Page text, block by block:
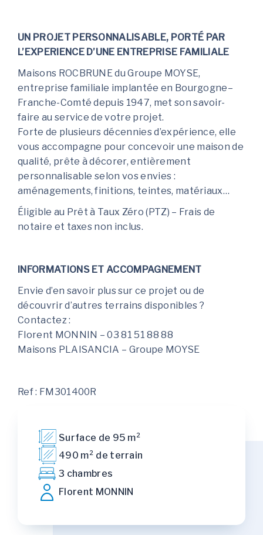
UN PROJET PERSONNALISABLE, PORTÉ PAR
L’EXPERIENCE D’UNE ENTREPRISE FAMILIALE
Maisons ROCBRUNE du Groupe MOYSE,
entreprise familiale implantée en Bourgogne–
Franche-Comté depuis 1947, met son savoir-
faire au service de votre projet.
Forte de plusieurs décennies d’expérience, elle
vous accompagne pour concevoir une maison de
qualité, prête à décorer, entièrement
personnalisable selon vos envies :
aménagements, finitions, teintes, matériaux…
Éligible au Prêt à Taux Zéro (PTZ) – Frais de
notaire et taxes non inclus.
INFORMATIONS ET ACCOMPAGNEMENT
Envie d’en savoir plus sur ce projet ou de
découvrir d’autres terrains disponibles ?
Contactez :
Florent MONNIN – 03 81 51 88 88
Maisons PLAISANCIA – Groupe MOYSE
Ref : FM301400R
Surface de 95 m²
490 m² de terrain
3 chambres
Florent MONNIN